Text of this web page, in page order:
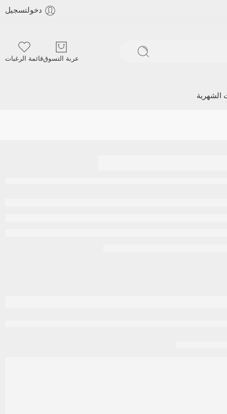
دخولتسجيل
عربة التسوققائمة الرغبات
الشهرية